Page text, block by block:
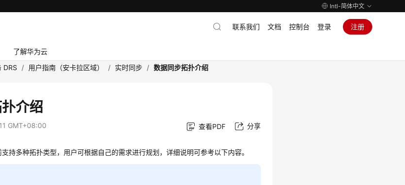
Intl-简体中文
了解华为云
联系我们 文档 控制台 登录 注册
DRS / 用户指南（安卡拉区域） / 实时同步 / 数据同步拓扑介绍
介绍
GMT+08:00 查看PDF 分享
持多种拓扑类型，用户可根据自己的需求进行规划，详细说明可参考以下内容。